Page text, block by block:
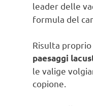
leader delle
formula del
Risulta
paesaggi
le valige
copione.